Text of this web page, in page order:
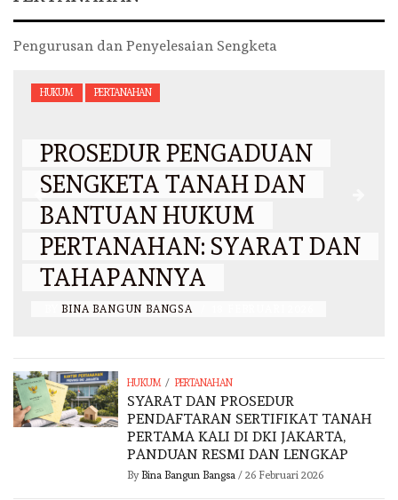
Pengurusan dan Penyelesaian Sengketa
HUKUM PERTANAHAN
PROSEDUR PENGADUAN
SENGKETA TANAH DAN
BANTUAN HUKUM
PERTANAHAN: SYARAT DAN
TAHAPANNYA
BINA BANGUN BANGSA
HUKUM / PERTANAHAN
SYARAT DAN PROSEDUR
PENDAFTARAN SERTIFIKAT TANAH
PERTAMA KALI DI DKI JAKARTA,
PANDUAN RESMI DAN LENGKAP
By Bina Bangun Bangsa/ 26 Februari 2026